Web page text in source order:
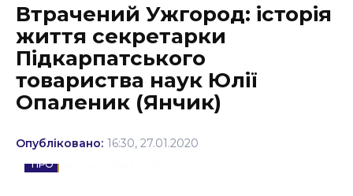
Культура
Освіта
Події
Політика
Соціум
Втрачений Ужгород: історія
життя секретарки
Підкарпатського
товариства наук Юлії
Опаленик (Янчик)
Опубліковано: 16:30, 27.01.2020